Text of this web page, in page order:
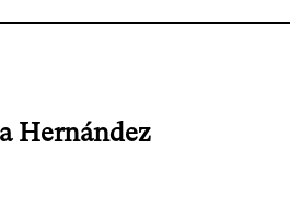
Hernández